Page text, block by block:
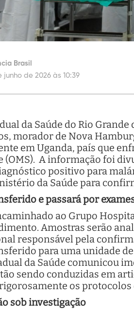
Brasil
junho de 2026 às 10:39
da Saúde do Rio
morador de Nova
em Uganda, país que
(OMS). A informação foi
positivo para
da Saúde para
e passará por
ao Grupo
Amostras serão
responsável pela
para uma unidade
da Saúde comunicou
sendo conduzidas em
os
sob investigação